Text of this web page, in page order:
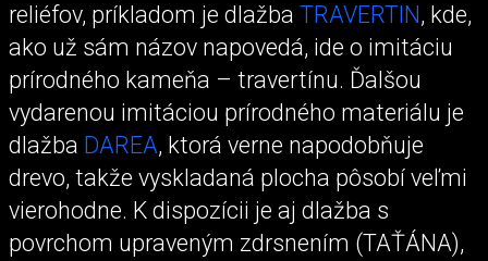
reliéfov, príkladom je dlažba TRAVERTIN, kde,
ako už sám názov napovedá, ide o imitáciu
prírodného kameňa – travertínu. Ďalšou
vydarenou imitáciou prírodného materiálu je
dlažba DAREA, ktorá verne napodobňuje
drevo, takže vyskladaná plocha pôsobí veľmi
vierohodne. K dispozícii je aj dlažba s
povrchom upraveným zdrsnením (TAŤÁNA),